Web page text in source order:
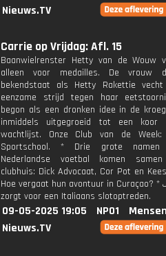
Nieuws.TV
Carrie op Vrijdag: Afl. 15
Baanwielrenster Hetty van de Wouw
alleen voor medailles. De vrouw
bekendstaat als Hetty Rakettie
eenzame strijd tegen haar
begon als een dronken idee in de
inmiddels uitgegroeid tot een koor
wachtlijst. Onze Club van de
Sportschool. * Drie grote
Nederlandse voetbal komen
clubhuis: Dick Advocaat, Cor Pot en
Hoe vergaat hun avontuur in Curaçao? *
zorgt voor een Italiaans slotoptreden.
09-05-2025 19:05 NPO1
Nieuws.TV